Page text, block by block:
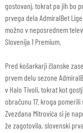
gostovanj, tokrat pa jih bo
prvega dela AdmiralBet
možno v neposrednem
Slovenija 1 Premium.
Pred košarkarji članske
prvem delu sezone
v Halo Tivoli, tokrat kot
obračunu 17. kroga
Zvezdana Mitrovića si je
že zagotovila, slovenski